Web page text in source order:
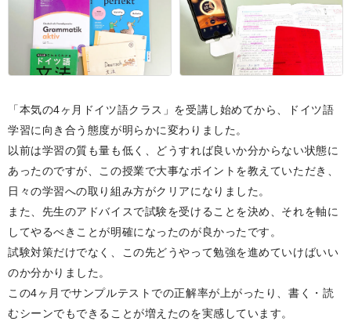
「本気の4ヶ月ドイツ語クラス」を受講し始めてから、ドイツ語
学習に向き合う態度が明らかに変わりました。
以前は学習の質も量も低く、どうすれば良いか分からない状態に
あったのですが、この授業で大事なポイントを教えていただき、
日々の学習への取り組み方がクリアになりました。
また、先生のアドバイスで試験を受けることを決め、それを軸に
してやるべきことが明確になったのが良かったです。
試験対策だけでなく、この先どうやって勉強を進めていけばいい
のか分かりました。
この4ヶ月でサンプルテストでの正解率が上がったり、書く・読
むシーンでもできることが増えたのを実感しています。